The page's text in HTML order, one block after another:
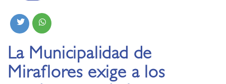
La Municipalidad de
Miraflores exige a los